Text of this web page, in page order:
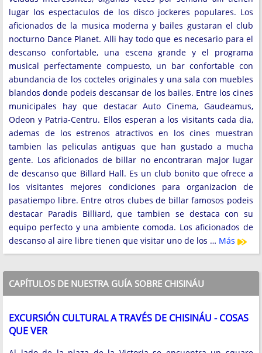
lugar los espectaculos de los disco jockeres populares. Los
aficionados de la musica moderna y bailes gustaran el club
nocturno Dance Planet. Alli hay todo que es necesario para el
descanso confortable, una escena grande y el programa
musical perfectamente compuesto, un bar confortable con
abundancia de los cocteles originales y una sala con muebles
blandos donde podeis descansar de los bailes. Entre los cines
municipales hay que destacar Auto Cinema, Gaudeamus,
Odeon y Patria-Centru. Ellos esperan a los visitants cada dia,
ademas de los estrenos atractivos en los cines muestran
tambien las peliculas antiguas que han gustado a mucha
gente. Los aficionados de billar no encontraran major lugar
de descanso que Billard Hall. Es un club bonito que ofrece a
los visitantes mejores condiciones para organizacion de
pasatiempo libre. Entre otros clubes de billar famosos podeis
destacar Paradis Billiard, que tambien se destaca con su
equipo perfecto y una ambiente comoda. Los aficionados de
descanso al aire libre tienen que visitar uno de los … Más
CAPÍTULOS DE NUESTRA GUÍA SOBRE CHISINÁU
EXCURSIÓN CULTURAL A TRAVÉS DE CHISINÁU - COSAS
QUE VER